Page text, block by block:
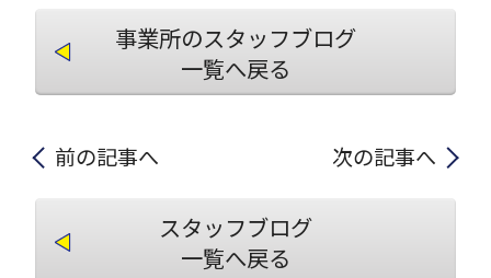
事業所のスタッフブログ
一覧へ戻る
前の記事へ 次の記事へ
スタッフブログ
一覧へ戻る